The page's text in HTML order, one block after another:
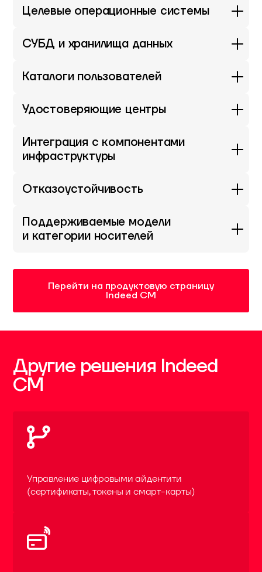
Целевые операционные системы
СУБД и хранилища данных
Каталоги пользователей
Удостоверяющие центры
Интеграция с компонентами
инфраструктуры
Отказоустойчивость
Поддерживаемые модели
и категории носителей
Перейти на продуктовую страницу
Indeed CM
Другие решения Indeed
CM
Управление цифровыми айдентити
(сертификаты, токены и смарт-карты)